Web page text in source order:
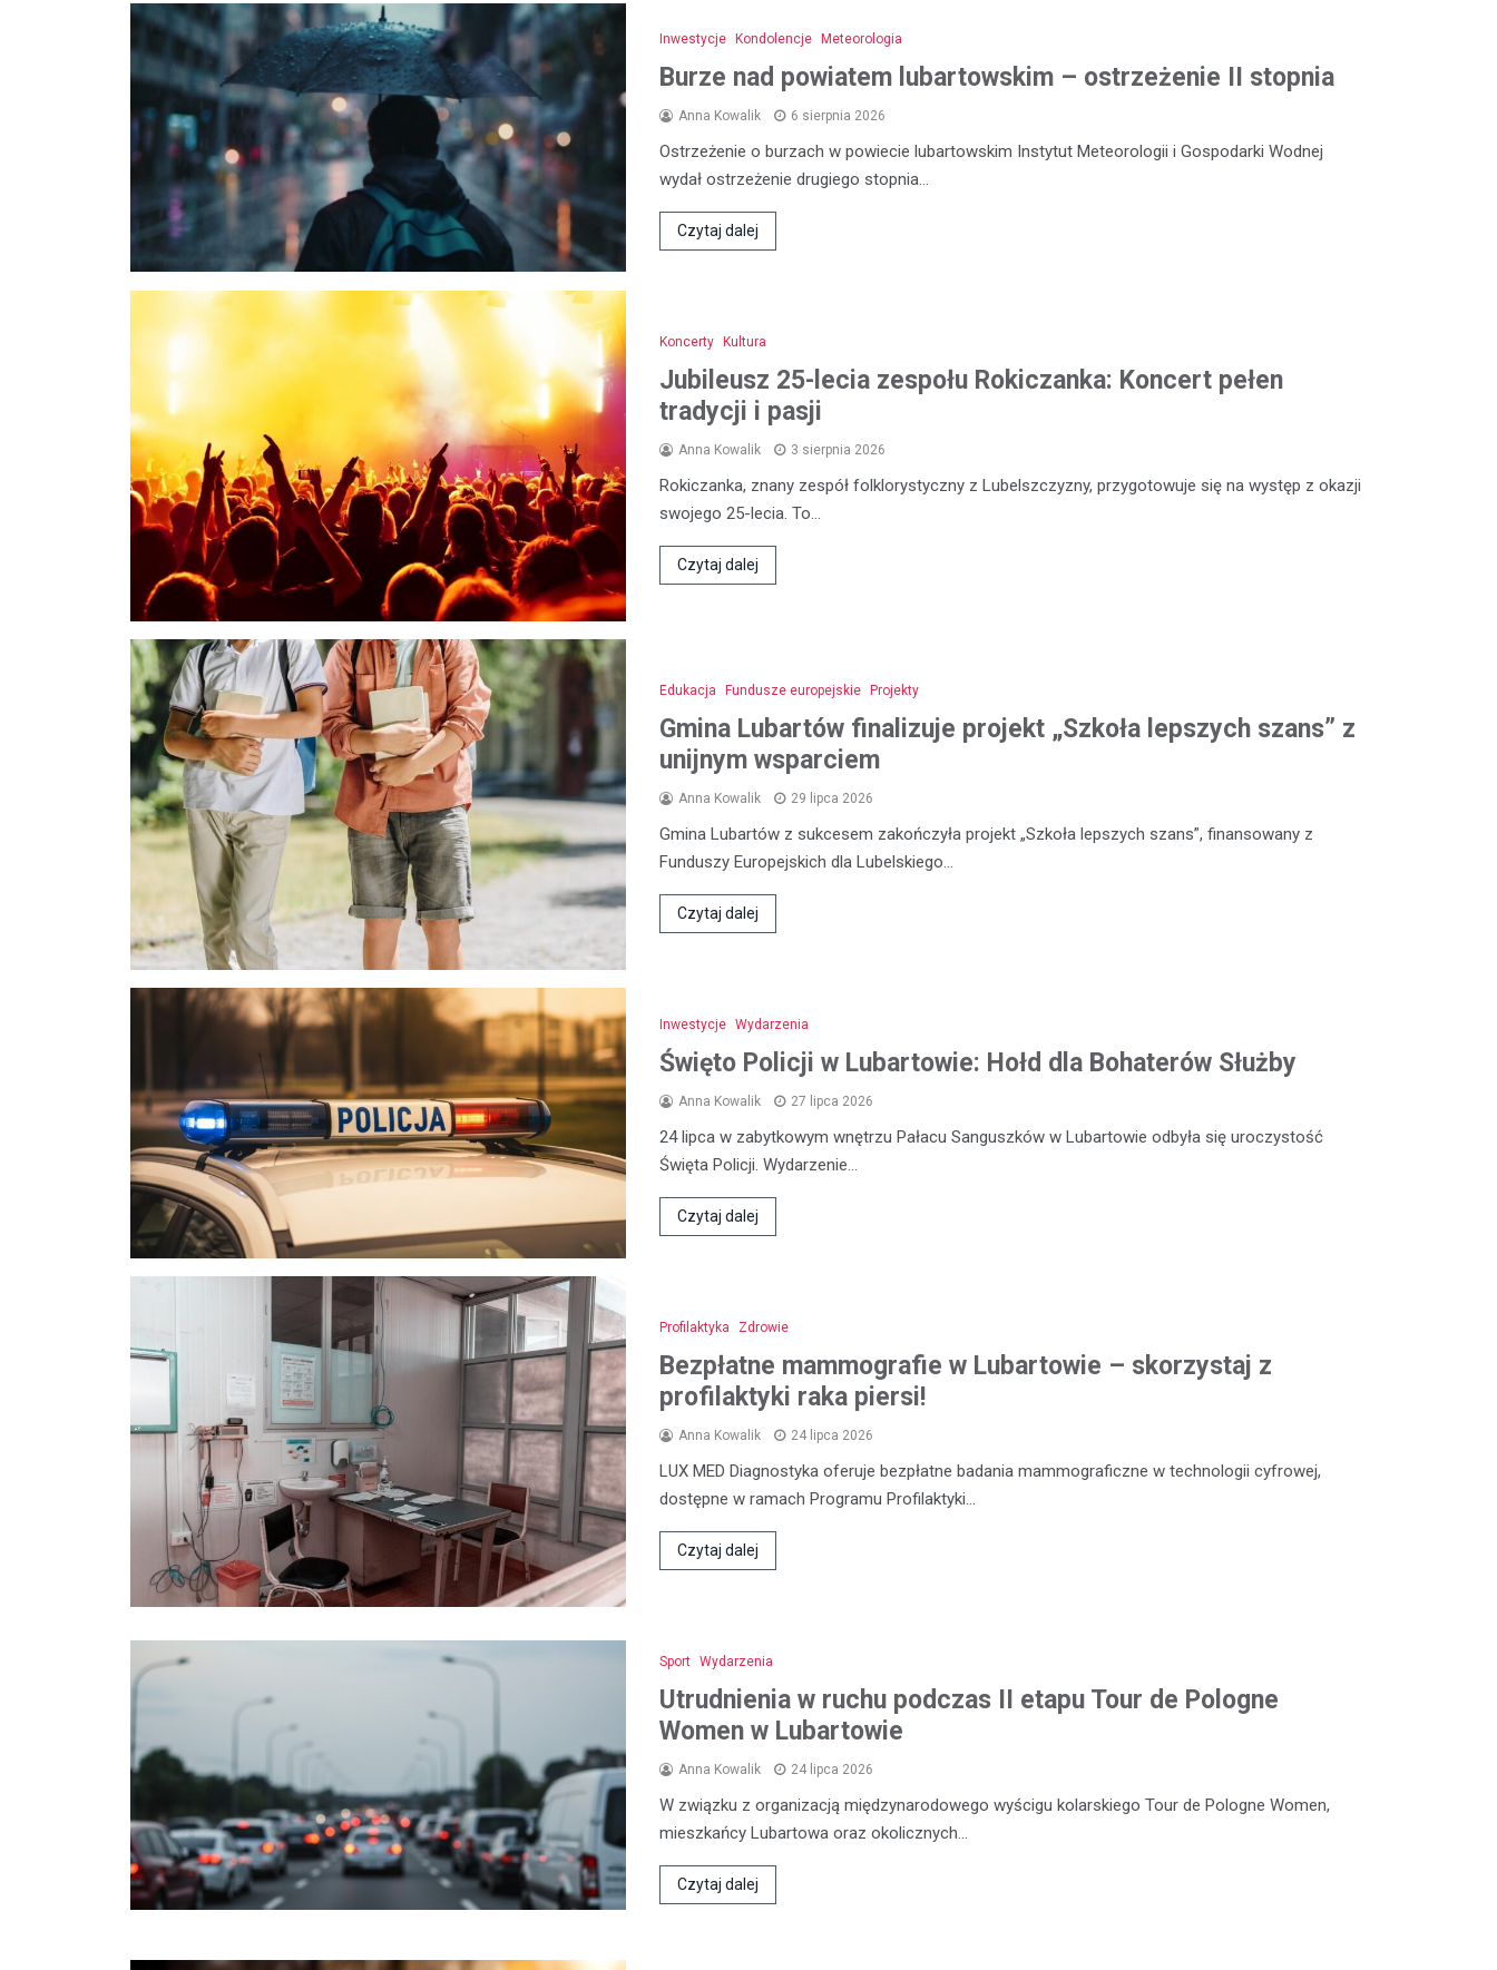
Inwestycje Kondolencje Meteorologia
Burze nad powiatem lubartowskim – ostrzeżenie II stopnia
Anna Kowalik 6 sierpnia 2026
Ostrzeżenie o burzach w powiecie lubartowskim Instytut Meteorologii i Gospodarki Wodnej
wydał ostrzeżenie drugiego stopnia…
Czytaj dalej
Koncerty Kultura
Jubileusz 25-lecia zespołu Rokiczanka: Koncert pełen
tradycji i pasji
Anna Kowalik 3 sierpnia 2026
Rokiczanka, znany zespół folklorystyczny z Lubelszczyzny, przygotowuje się na występ z okazji
swojego 25-lecia. To…
Czytaj dalej
Edukacja Fundusze europejskie Projekty
Gmina Lubartów finalizuje projekt „Szkoła lepszych szans” z
unijnym wsparciem
Anna Kowalik 29 lipca 2026
Gmina Lubartów z sukcesem zakończyła projekt „Szkoła lepszych szans”, finansowany z
Funduszy Europejskich dla Lubelskiego…
Czytaj dalej
Inwestycje Wydarzenia
Święto Policji w Lubartowie: Hołd dla Bohaterów Służby
Anna Kowalik 27 lipca 2026
24 lipca w zabytkowym wnętrzu Pałacu Sanguszków w Lubartowie odbyła się uroczystość
Święta Policji. Wydarzenie…
Czytaj dalej
Profilaktyka Zdrowie
Bezpłatne mammografie w Lubartowie – skorzystaj z
profilaktyki raka piersi!
Anna Kowalik 24 lipca 2026
LUX MED Diagnostyka oferuje bezpłatne badania mammograficzne w technologii cyfrowej,
dostępne w ramach Programu Profilaktyki…
Czytaj dalej
Sport Wydarzenia
Utrudnienia w ruchu podczas II etapu Tour de Pologne
Women w Lubartowie
Anna Kowalik 24 lipca 2026
W związku z organizacją międzynarodowego wyścigu kolarskiego Tour de Pologne Women,
mieszkańcy Lubartowa oraz okolicznych…
Czytaj dalej